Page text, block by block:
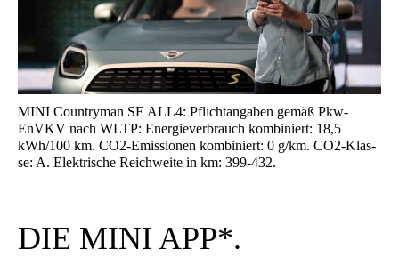
MINI Coun­try­man SE ALL4: Pflicht­an­ga­ben gemäß Pkw-
EnVKV nach WLTP: Ener­gie­ver­brauch kom­bi­niert: 18,5
kWh/100 km. CO2-Emis­sio­nen kom­bi­niert: 0 g/km. CO2-Klas­
se: A. Elek­tri­sche Reich­wei­te in km: 399-432.
DIE MINI APP*.